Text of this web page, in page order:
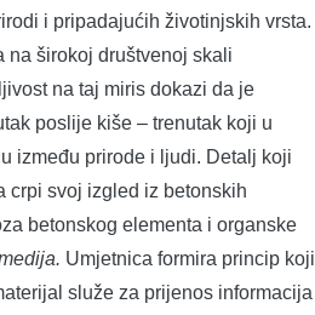
i pripadajućih životinjskih vrsta.
širokoj društvenoj skali
na taj miris dokazi da je
poslije kiše – trenutak koji u
između prirode i ljudi. Detalj koji
crpi svoj izgled iz betonskih
betonskog elementa i organske
Umjetnica formira princip koji
služe za prijenos informacija